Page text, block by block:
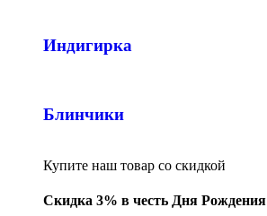
Индигирка
Блинчики
Купите наш товар со скидкой
Скидка 3% в честь Дня Рождения